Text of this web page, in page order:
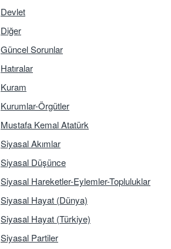
Devlet
Diğer
Güncel Sorunlar
Hatıralar
Kuram
Kurumlar-Örgütler
Mustafa Kemal Atatürk
Siyasal Akımlar
Siyasal Düşünce
Siyasal Hareketler-Eylemler-Topluluklar
Siyasal Hayat (Dünya)
Siyasal Hayat (Türkiye)
Siyasal Partiler